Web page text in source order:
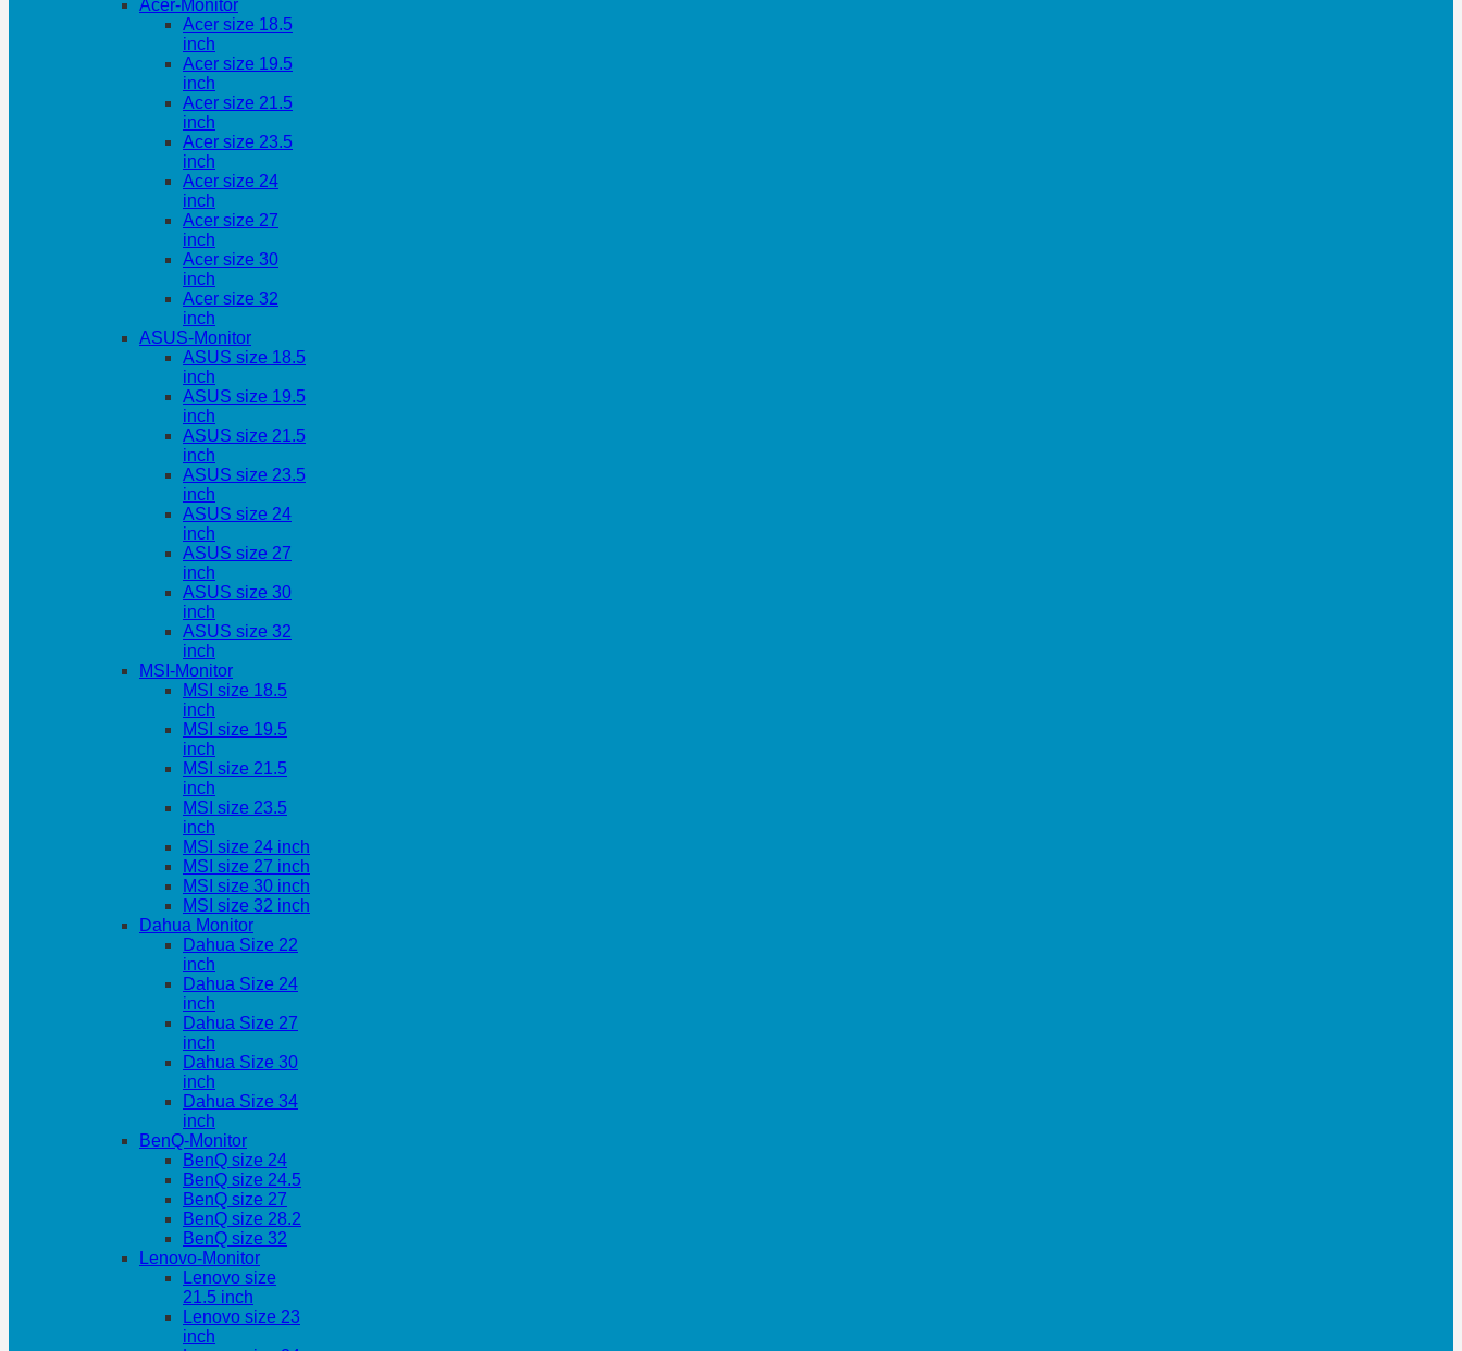
Acer-Monitor
Acer size 18.5
inch
Acer size 19.5
inch
Acer size 21.5
inch
Acer size 23.5
inch
Acer size 24
inch
Acer size 27
inch
Acer size 30
inch
Acer size 32
inch
ASUS-Monitor
ASUS size 18.5
inch
ASUS size 19.5
inch
ASUS size 21.5
inch
ASUS size 23.5
inch
ASUS size 24
inch
ASUS size 27
inch
ASUS size 30
inch
ASUS size 32
inch
MSI-Monitor
MSI size 18.5
inch
MSI size 19.5
inch
MSI size 21.5
inch
MSI size 23.5
inch
MSI size 24 inch
MSI size 27 inch
MSI size 30 inch
MSI size 32 inch
Dahua Monitor
Dahua Size 22
inch
Dahua Size 24
inch
Dahua Size 27
inch
Dahua Size 30
inch
Dahua Size 34
inch
BenQ-Monitor
BenQ size 24
BenQ size 24.5
BenQ size 27
BenQ size 28.2
BenQ size 32
Lenovo-Monitor
Lenovo size
21.5 inch
Lenovo size 23
inch